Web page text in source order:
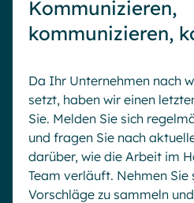
Kommunizieren,
kommunizieren,
Da Ihr Unternehmen nach
setzt, haben wir einen
Sie. Melden Sie sich
und fragen Sie nach
darüber, wie die Arbeit im
Team verläuft. Nehmen Sie
Vorschläge zu sammeln